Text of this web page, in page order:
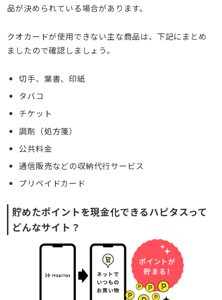
品が決められている場合があります。
クオカードが使用できない主な商品は、下記にまとめ
ましたので確認しましょう。
切手、葉書、印紙
タバコ
チケット
調剤（処方箋）
公共料金
通信販売などの収納代行サービス
プリペイドカード
貯めたポイントを現金化できるハピタスって
どんなサイト？